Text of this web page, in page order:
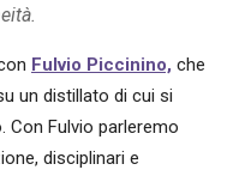
Fulvio Piccinino, che
un distillato di cui si
Fulvio parleremo
disciplinari e